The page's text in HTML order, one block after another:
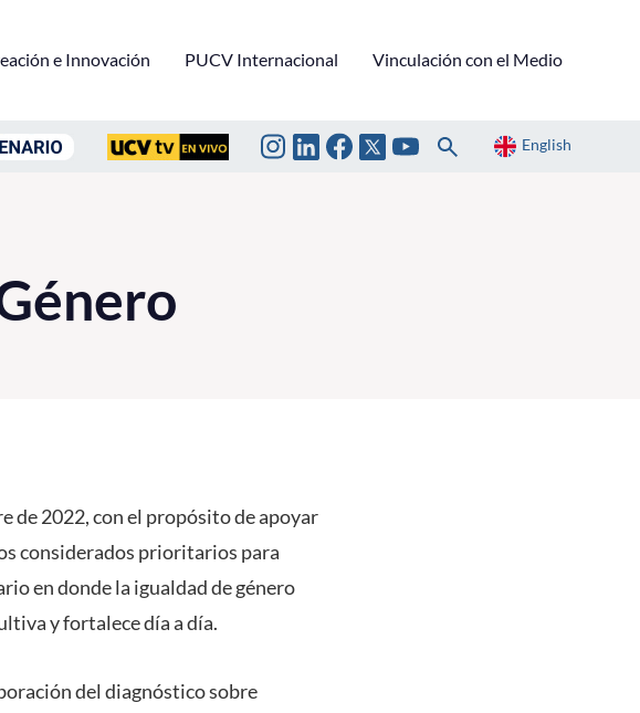
e Innovación PUCV Internacional Vinculación con el Medio
English
de 2022, con el propósito de apoyar
considerados prioritarios para
en donde la igualdad de género
y fortalece día a día.
del diagnóstico sobre